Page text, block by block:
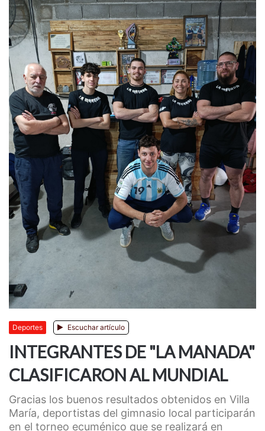
Deportes Escuchar artículo
INTEGRANTES DE "LA MANADA"
CLASIFICARON AL MUNDIAL
Gracias los buenos resultados obtenidos en Villa
María, deportistas del gimnasio local participarán
en el torneo ecuménico que se realizará en